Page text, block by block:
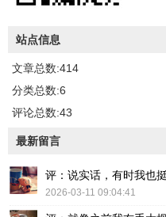
站点信息
文章总数:414
分类总数:6
评论总数:43
最新留言
评：说实话，有时我也
2026-03-11 09:04:41